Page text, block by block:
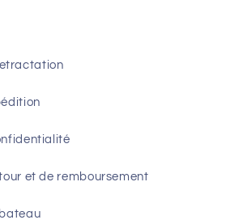
et de remboursement